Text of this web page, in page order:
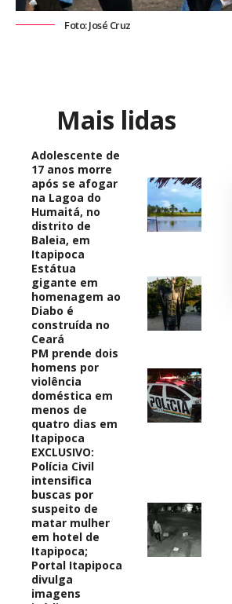
Foto: José Cruz
Mais lidas
Adolescente de
17 anos morre
após se afogar
na Lagoa do
Humaitá, no
distrito de
Baleia, em
Itapipoca
Estátua
gigante em
homenagem ao
Diabo é
construída no
Ceará
PM prende dois
homens por
violência
doméstica em
menos de
quatro dias em
Itapipoca
EXCLUSIVO:
Polícia Civil
intensifica
buscas por
suspeito de
matar mulher
em hotel de
Itapipoca;
Portal Itapipoca
divulga
imagens